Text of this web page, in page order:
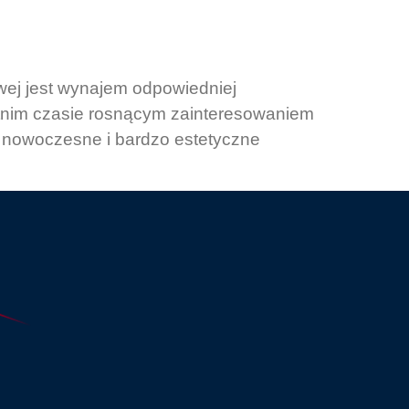
jest wynajem odpowiedniej
czasie rosnącym zainteresowaniem
i bardzo estetyczne